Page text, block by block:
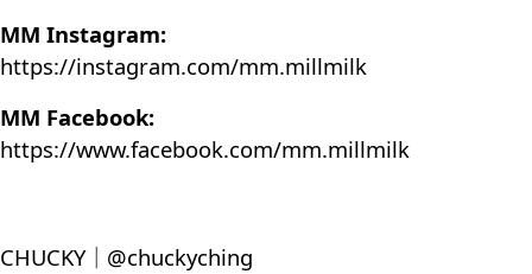
MM Instagram:
https://instagram.com/mm.millmilk
MM Facebook:
https://www.facebook.com/mm.millmilk
CHUCKY｜@chuckyching